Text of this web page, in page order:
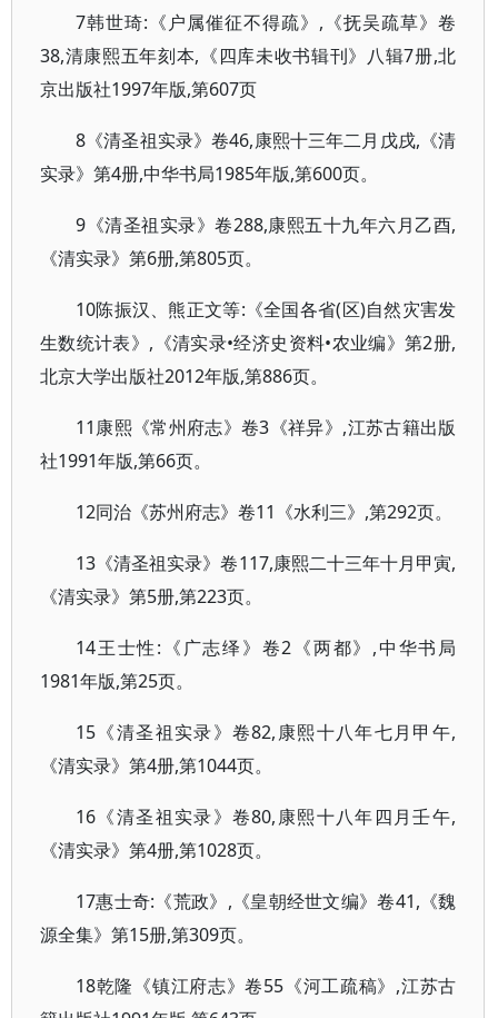
7韩世琦:《户属催征不得疏》,《抚吴疏草》卷
38,清康熙五年刻本,《四库未收书辑刊》八辑7册,北
京出版社1997年版,第607页
8《清圣祖实录》卷46,康熙十三年二月戊戌,《清
实录》第4册,中华书局1985年版,第600页。
9《清圣祖实录》卷288,康熙五十九年六月乙酉,
《清实录》第6册,第805页。
10陈振汉、熊正文等:《全国各省(区)自然灾害发
生数统计表》,《清实录•经济史资料•农业编》第2册,
北京大学出版社2012年版,第886页。
11康熙《常州府志》卷3《祥异》,江苏古籍出版
社1991年版,第66页。
12同治《苏州府志》卷11《水利三》,第292页。
13《清圣祖实录》卷117,康熙二十三年十月甲寅,
《清实录》第5册,第223页。
14王士性:《广志绎》卷2《两都》,中华书局
1981年版,第25页。
15《清圣祖实录》卷82,康熙十八年七月甲午,
《清实录》第4册,第1044页。
16《清圣祖实录》卷80,康熙十八年四月壬午,
《清实录》第4册,第1028页。
17惠士奇:《荒政》,《皇朝经世文编》卷41,《魏
源全集》第15册,第309页。
18乾隆《镇江府志》卷55《河工疏稿》,江苏古